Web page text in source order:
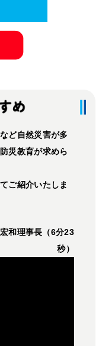
載している防災ク
による「防災キッ
科学省「審査委員
災教材をリニュー
成サポートプロジ
ど自然災害が多
災教育が求めら
ご紹介いたしま
和理事長（6分23
秒）